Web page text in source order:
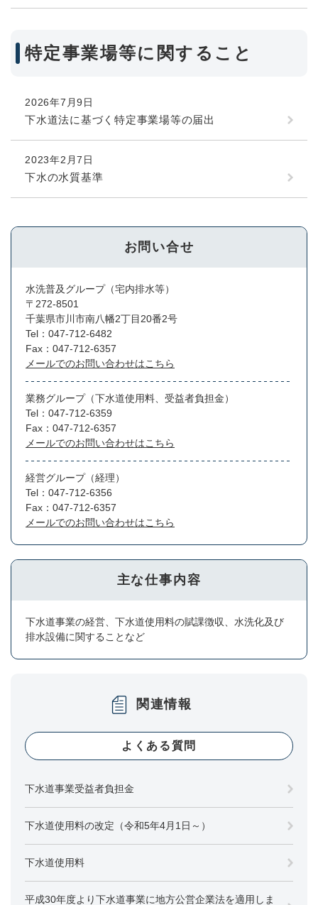
特定事業場等に関すること
2026年7月9日
下水道法に基づく特定事業場等の届出
2023年2月7日
下水の水質基準
お問い合せ
水洗普及グループ（宅内排水等）
〒272-8501
千葉県市川市南八幡2丁目20番2号
Tel：047-712-6482
Fax：047-712-6357
メールでのお問い合わせはこちら
業務グループ（下水道使用料、受益者負担金）
Tel：047-712-6359
Fax：047-712-6357
メールでのお問い合わせはこちら
経営グループ（経理）
Tel：047-712-6356
Fax：047-712-6357
メールでのお問い合わせはこちら
主な仕事内容
下水道事業の経営、下水道使用料の賦課徴収、水洗化及び
排水設備に関することなど
関連情報
よくある質問
下水道事業受益者負担金
下水道使用料の改定（令和5年4月1日～）
下水道使用料
平成30年度より下水道事業に地方公営企業法を適用しま